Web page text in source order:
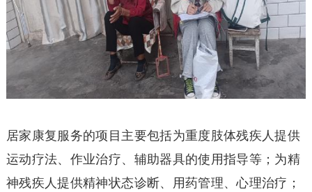
居家康复服务的项目主要包括为重度肢体残疾人提供
运动疗法、作业治疗、辅助器具的使用指导等；为精
神残疾人提供精神状态诊断、用药管理、心理治疗；